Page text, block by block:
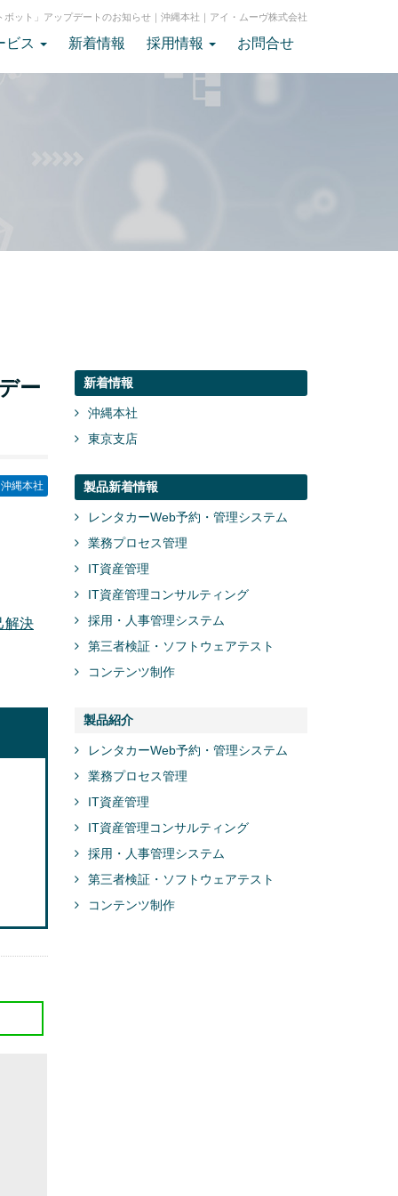
ット」アップデートのお知らせ｜沖縄本社｜アイ・ムーヴ株式会社
ビス 新着情報 採用情報 お問合せ
ー
沖縄本社
解決
新着情報
沖縄本社
東京支店
製品新着情報
レンタカーWeb予約・管理システム
業務プロセス管理
IT資産管理
IT資産管理コンサルティング
採用・人事管理システム
第三者検証・ソフトウェアテスト
コンテンツ制作
製品紹介
レンタカーWeb予約・管理システム
業務プロセス管理
IT資産管理
IT資産管理コンサルティング
採用・人事管理システム
第三者検証・ソフトウェアテスト
コンテンツ制作